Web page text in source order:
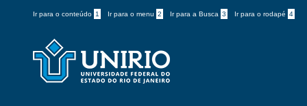
Ir para o conteúdo 1 Ir para o menu 2 Ir para a Busca 3 Ir para o rodapé 4